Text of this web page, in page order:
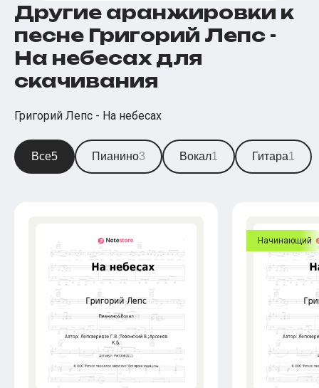
Другие аранжировки к
песне Григорий Лепс -
На небесах для
скачивания
Григорий Лепс - На небесах
Все5 Пианино3 Вокал1 Гитара1
Начинающий